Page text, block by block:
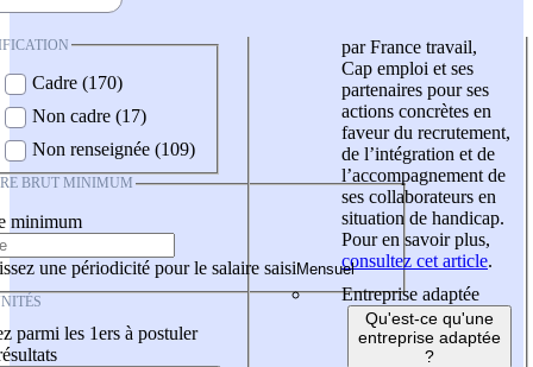
Cadre (170)
Non cadre (17)
Non renseignée (109)
BRUT MINIMUM
minimum
une périodicité pour le salaire saisi
parmi les 1ers à postuler
par France travail,
Cap emploi et ses
partenaires pour ses
actions concrètes en
faveur du recrutement,
de l’intégration et de
l’accompagnement de
ses collaborateurs en
situation de handicap.
Pour en savoir plus,
consultez cet article.
Entreprise adaptée
Qu'est-ce qu'une
entreprise adaptée
?